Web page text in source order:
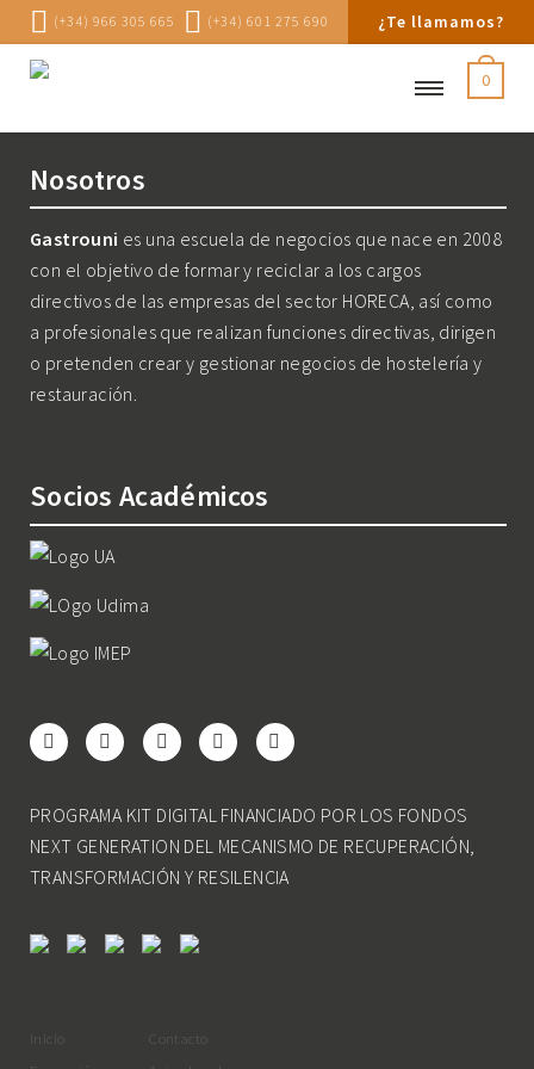
(+34) 966 305 665 (+34) 601 275 690 ¿Te llamamos?
0
Nosotros
Gastrouni es una escuela de negocios que nace en 2008
con el objetivo de formar y reciclar a los cargos
directivos de las empresas del sector HORECA, así como
a profesionales que realizan funciones directivas, dirigen
o pretenden crear y gestionar negocios de hostelería y
restauración.
Socios Académicos
PROGRAMA KIT DIGITAL FINANCIADO POR LOS FONDOS
NEXT GENERATION DEL MECANISMO DE RECUPERACIÓN,
TRANSFORMACIÓN Y RESILENCIA
Inicio
Contacto